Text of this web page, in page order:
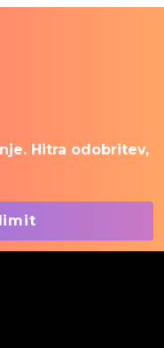
Hitra odobritev,